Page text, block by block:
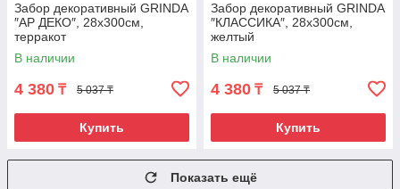
Забор декоративный GRINDA
″АР ДЕКО″, 28x300см,
терракот
В наличии
4 380 ₸ 5 037 ₸
Купить
Забор декоративный GRINDA
″КЛАССИКА″, 28x300см,
желтый
В наличии
4 380 ₸ 5 037 ₸
Купить
Показать ещё